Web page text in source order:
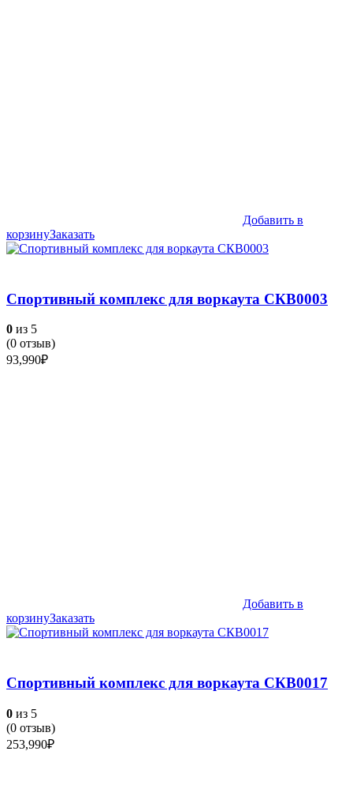
Добавить в
корзинуЗаказать
Спортивный комплекс для воркаута СКВ0003
0 из 5
(0 отзыв)
93,990₽
Добавить в
корзинуЗаказать
Спортивный комплекс для воркаута СКВ0017
0 из 5
(0 отзыв)
253,990₽